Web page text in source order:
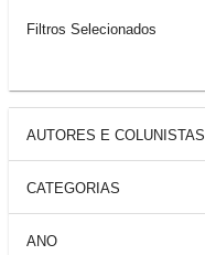
Filtros Selecionados
AUTORES E COLUNISTAS
CATEGORIAS
ANO